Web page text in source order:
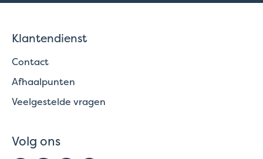
Klantendienst
Contact
Afhaalpunten
Veelgestelde vragen
Volg ons